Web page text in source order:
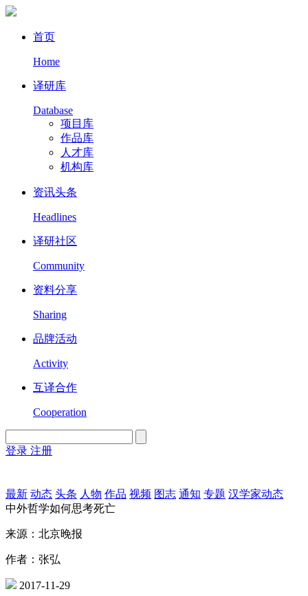
首页
Home
译研库
Database
项目库
作品库
人才库
机构库
资讯头条
Headlines
译研社区
Community
资料分享
Sharing
品牌活动
Activity
互译合作
Cooperation
登录 注册
最新 动态 头条 人物 作品 视频 图志 通知 专题 汉学家动态
中外哲学如何思考死亡
来源：北京晚报
作者：张弘
2017-11-29